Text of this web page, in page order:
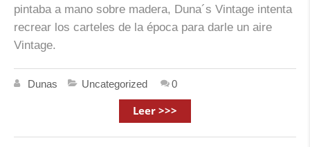
pintaba a mano sobre madera, Duna´s Vintage intenta
recrear los carteles de la época para darle un aire
Vintage.
Dunas Uncategorized 0
Leer >>>